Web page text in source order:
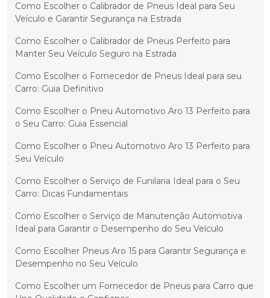
Como Escolher o Calibrador de Pneus Ideal para Seu
Veículo e Garantir Segurança na Estrada
Como Escolher o Calibrador de Pneus Perfeito para
Manter Seu Veículo Seguro na Estrada
Como Escolher o Fornecedor de Pneus Ideal para seu
Carro: Guia Definitivo
Como Escolher o Pneu Automotivo Aro 13 Perfeito para
o Seu Carro: Guia Essencial
Como Escolher o Pneu Automotivo Aro 13 Perfeito para
Seu Veículo
Como Escolher o Serviço de Funilaria Ideal para o Seu
Carro: Dicas Fundamentais
Como Escolher o Serviço de Manutenção Automotiva
Ideal para Garantir o Desempenho do Seu Veículo
Como Escolher Pneus Aro 15 para Garantir Segurança e
Desempenho no Seu Veículo
Como Escolher um Fornecedor de Pneus para Carro que